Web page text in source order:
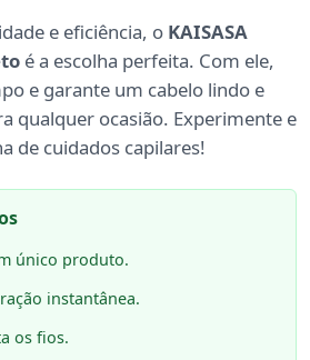
e eficiência, o KAISASA
é a escolha perfeita. Com ele,
e garante um cabelo lindo e
qualquer ocasião. Experimente e
de cuidados capilares!
único produto.
instantânea.
os fios.